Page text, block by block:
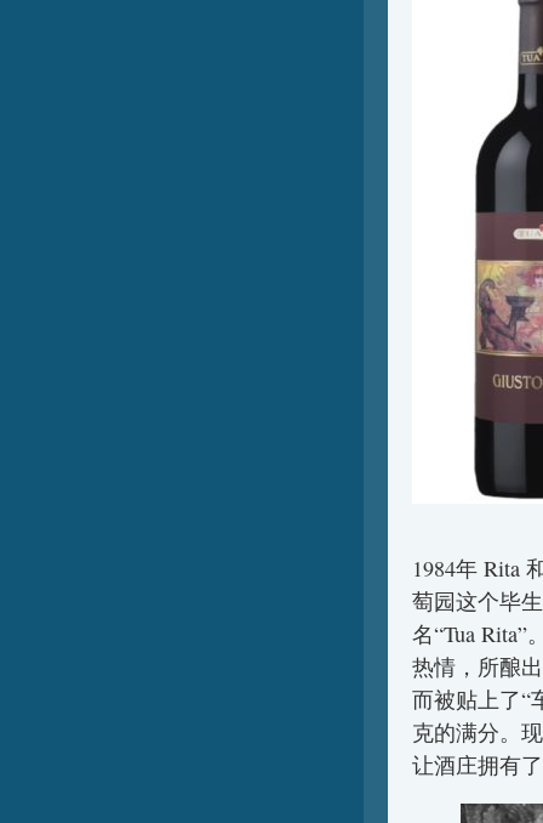
1984年 Rita
萄园这个毕
名“Tua
热情，所酿
而被贴上了“
克的满分。
让酒庄拥有